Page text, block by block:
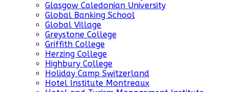
Glasgow Caledonian University
Global Banking School
Global Village
Greystone College
Griffith College
Herzing College
Highbury College
Holiday Camp Switzerland
Hotel Institute Montreaux